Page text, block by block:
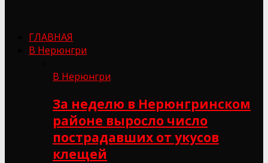
ГЛАВНАЯ
В Нерюнгри
В Нерюнгри
За неделю в Нерюнгринском
районе выросло число
пострадавших от укусов
клещей